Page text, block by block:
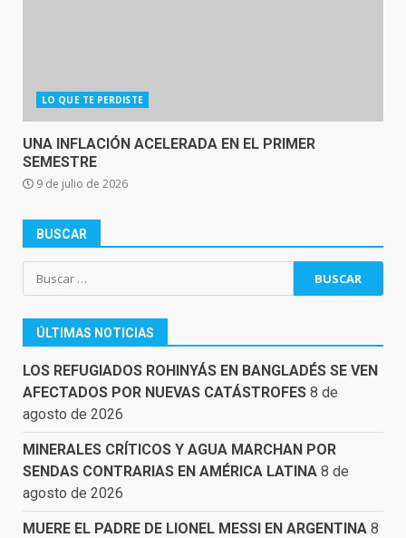
LO QUE TE PERDISTE
UNA INFLACIÓN ACELERADA EN EL PRIMER
SEMESTRE
9 de julio de 2026
BUSCAR
Buscar:
ÚLTIMAS NOTICIAS
LOS REFUGIADOS ROHINYÁS EN BANGLADÉS SE VEN
AFECTADOS POR NUEVAS CATÁSTROFES 8 de
agosto de 2026
MINERALES CRÍTICOS Y AGUA MARCHAN POR
SENDAS CONTRARIAS EN AMÉRICA LATINA 8 de
agosto de 2026
MUERE EL PADRE DE LIONEL MESSI EN ARGENTINA 8